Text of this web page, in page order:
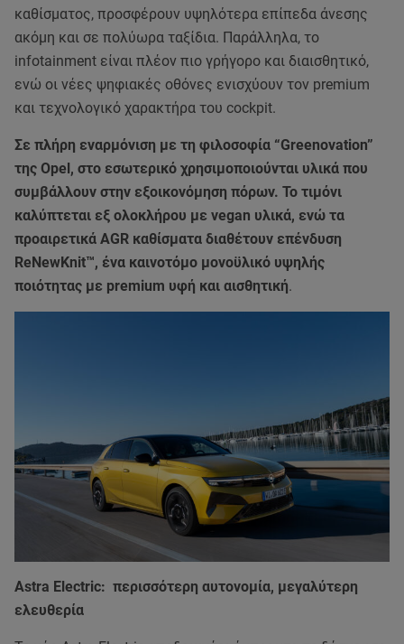
καθίσματος, προσφέρουν υψηλότερα επίπεδα άνεσης
ακόμη και σε πολύωρα ταξίδια. Παράλληλα, το
infotainment είναι πλέον πιο γρήγορο και διαισθητικό,
ενώ οι νέες ψηφιακές οθόνες ενισχύουν τον premium
και τεχνολογικό χαρακτήρα του cockpit.
Σε πλήρη εναρμόνιση με τη φιλοσοφία “Greenovation”
της Opel, στο εσωτερικό χρησιμοποιούνται υλικά που
συμβάλλουν στην εξοικονόμηση πόρων. Το τιμόνι
καλύπτεται εξ ολοκλήρου με vegan υλικά, ενώ τα
προαιρετικά AGR καθίσματα διαθέτουν επένδυση
ReNewKnit™, ένα καινοτόμο μονοϋλικό υψηλής
ποιότητας με premium υφή και αισθητική.
Astra Electric: περισσότερη αυτονομία, μεγαλύτερη
ελευθερία